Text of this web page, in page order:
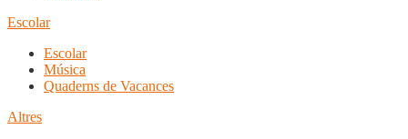
Escolar
Escolar
Música
Quaderns de Vacances
Altres